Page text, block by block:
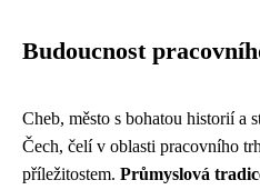
Budoucnost
Cheb, město s bohatou historií a
Čech, čelí v oblasti pracovního
příležitostem. Průmyslová